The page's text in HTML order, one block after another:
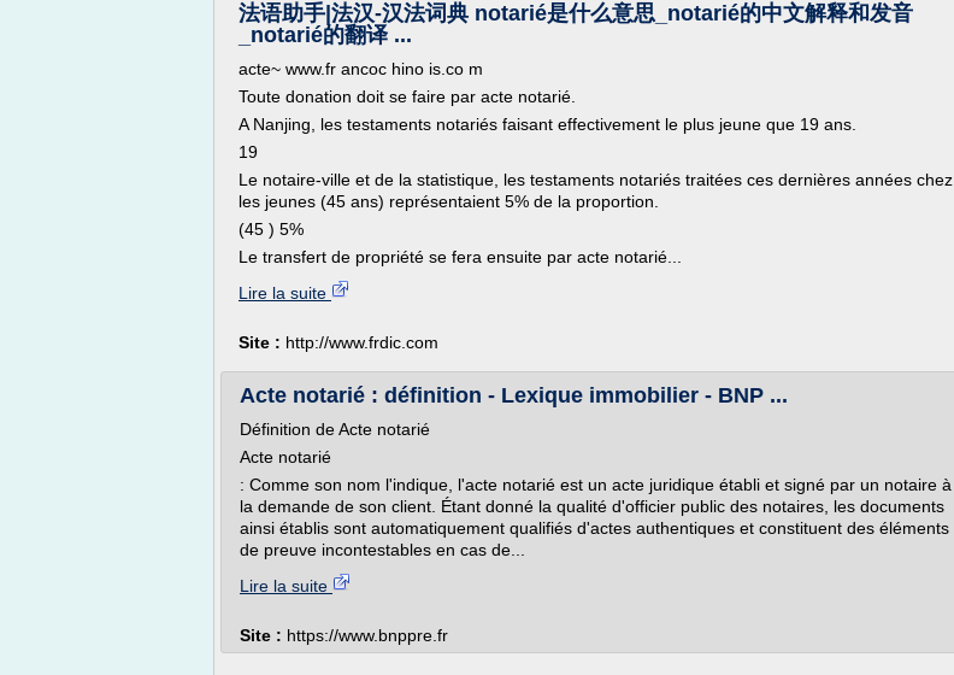
法语助手|法汉-汉法词典 notarié是什么意思_notarié的中文解释和发音
_notarié的翻译 ...
acte~ www.fr ancoc hino is.co m
Toute donation doit se faire par acte notarié.
A Nanjing, les testaments notariés faisant effectivement le plus jeune que 19 ans.
19
Le notaire-ville et de la statistique, les testaments notariés traitées ces dernières années chez
les jeunes (45 ans) représentaient 5% de la proportion.
(45 ) 5%
Le transfert de propriété se fera ensuite par acte notarié...
Lire la suite
Site : http://www.frdic.com
Acte notarié : définition - Lexique immobilier - BNP ...
Définition de Acte notarié
Acte notarié
: Comme son nom l'indique, l'acte notarié est un acte juridique établi et signé par un notaire à
la demande de son client. Étant donné la qualité d'officier public des notaires, les documents
ainsi établis sont automatiquement qualifiés d'actes authentiques et constituent des éléments
de preuve incontestables en cas de...
Lire la suite
Site : https://www.bnppre.fr